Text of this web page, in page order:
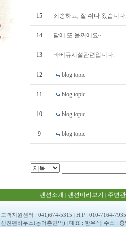
15 죄송하고, 잘 쉬다 왔습니
14 담에 또 올꺼에요~
13 바베큐시설관련입니다.
12 blog topic
11 blog topic
10 blog topic
9 blog topic
펜션소개 | 펜션미리보기 | 주변
고객지원센터 : 041)674-5315 | H.P : 010-7164-7935
신진펜하우스(농어촌민박) | 대표 : 한우식| 주소 :